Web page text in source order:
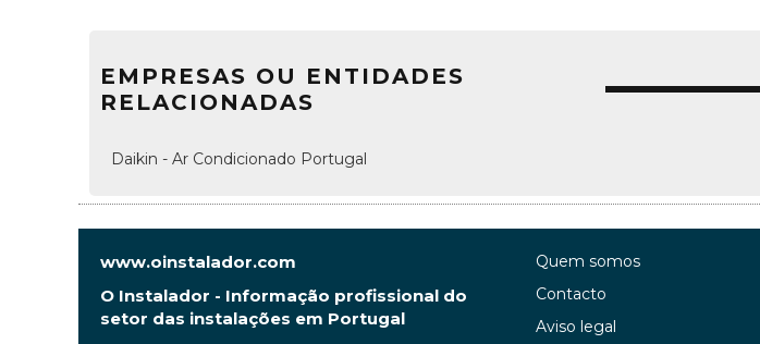
EMPRESAS OU ENTIDADES
RELACIONADAS
Daikin - Ar Condicionado Portugal
www.oinstalador.com
O Instalador - Informação profissional do
setor das instalações em Portugal
Quem somos
Contacto
Aviso legal